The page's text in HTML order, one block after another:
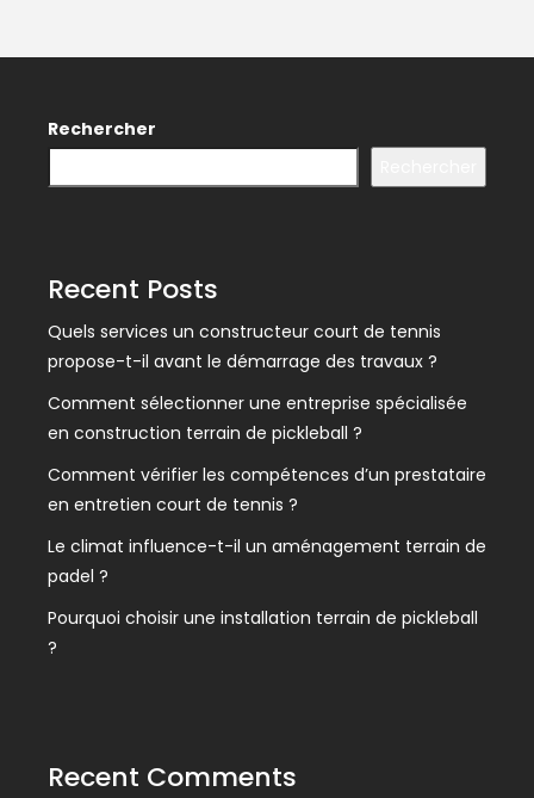
Rechercher
Recent Posts
Quels services un constructeur court de tennis
propose-t-il avant le démarrage des travaux ?
Comment sélectionner une entreprise spécialisée
en construction terrain de pickleball ?
Comment vérifier les compétences d’un prestataire
en entretien court de tennis ?
Le climat influence-t-il un aménagement terrain de
padel ?
Pourquoi choisir une installation terrain de pickleball
?
Recent Comments